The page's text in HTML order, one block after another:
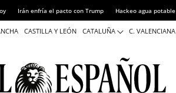
Irán enfría el pacto con Trump Hackeo agua potable
CASTILLA Y LEÓN CATALUÑA C. VALENCIANA